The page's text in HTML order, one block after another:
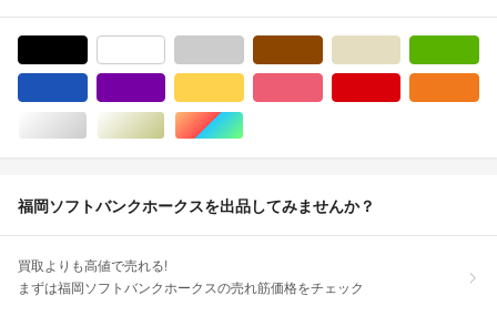
シルバー/銀色系ゴールド/金色系マルチカラー
福岡ソフトバンクホークスを出品してみませんか？
買取よりも高値で売れる!
まずは福岡ソフトバンクホークスの売れ筋価格をチェック